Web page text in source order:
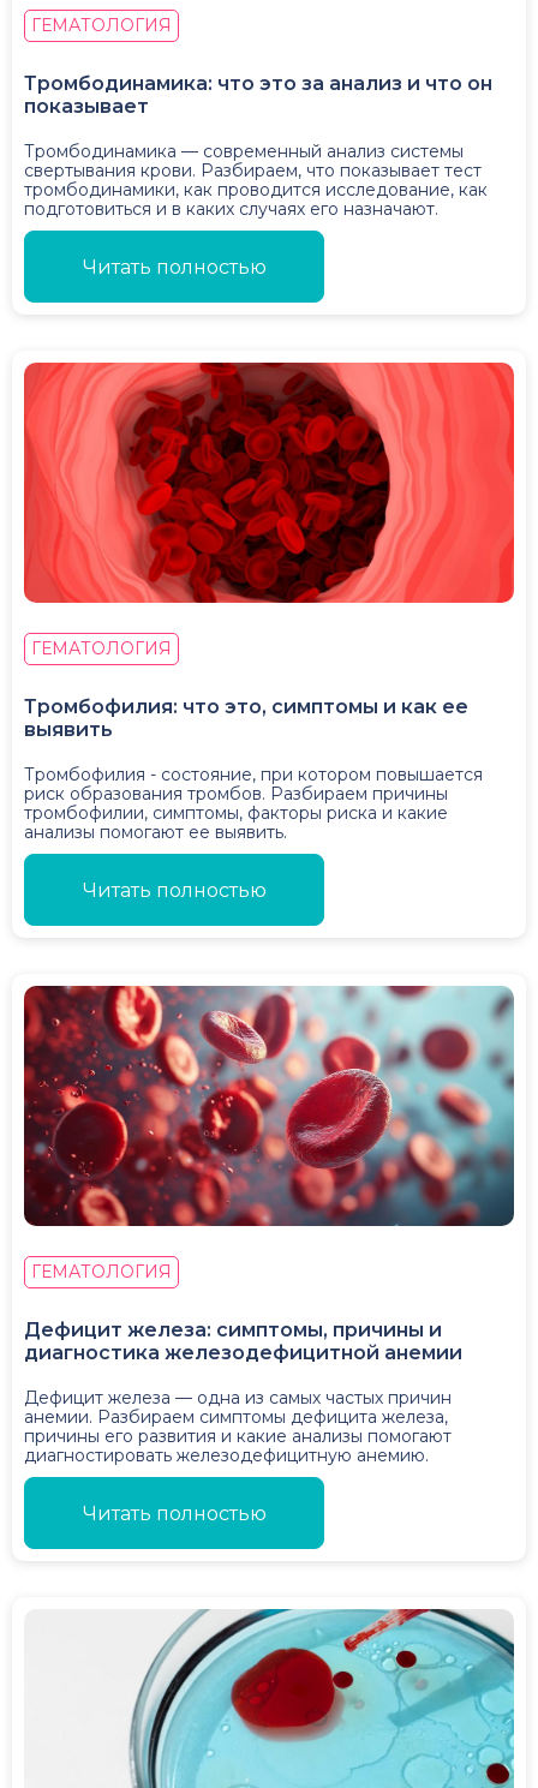
ГЕМАТОЛОГИЯ
Тромбодинамика: что это за анализ и что он
показывает
Тромбодинамика — современный анализ системы
свертывания крови. Разбираем, что показывает тест
тромбодинамики, как проводится исследование, как
подготовиться и в каких случаях его назначают.
Читать полностью
ГЕМАТОЛОГИЯ
Тромбофилия: что это, симптомы и как ее
выявить
Тромбофилия - состояние, при котором повышается
риск образования тромбов. Разбираем причины
тромбофилии, симптомы, факторы риска и какие
анализы помогают ее выявить.
Читать полностью
ГЕМАТОЛОГИЯ
Дефицит железа: симптомы, причины и
диагностика железодефицитной анемии
Дефицит железа — одна из самых частых причин
анемии. Разбираем симптомы дефицита железа,
причины его развития и какие анализы помогают
диагностировать железодефицитную анемию.
Читать полностью